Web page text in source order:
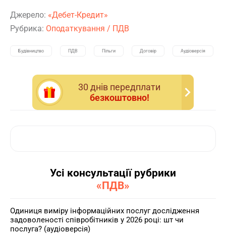
Джерело: «Дебет-Кредит»
Рубрика: Оподаткування / ПДВ
Будівництво ПДВ Пільги Договір Аудіоверсія
30 днiв передплати
безкоштовно!
Усі консультації рубрики
«ПДВ»
Одиниця виміру інформаційних послуг дослідження
задоволеності співробітників у 2026 році: шт чи
послуга? (аудіоверсія)